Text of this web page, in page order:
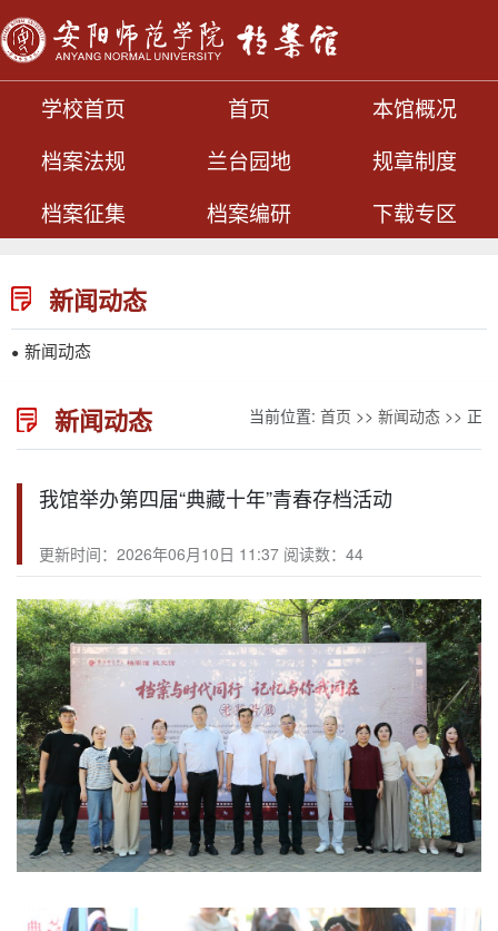
学校首页 首页
本馆概况
档案法规
兰台园地
规章制度
档案征集
档案编研 下载专区
新闻动态
● 新闻动态
新闻动态 当前位置: 首页 >> 新闻动态 >> 正文
我馆举办第四届“典藏十年”青春存档活动
更新时间：2026年06月10日 11:37 阅读数： 44